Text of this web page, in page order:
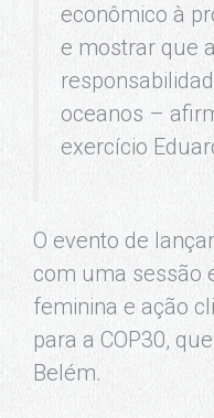
econômico à
e mostrar que
oceanos –
exercício
O evento de
com uma sessão
feminina e ação
para a COP30,
Belém.